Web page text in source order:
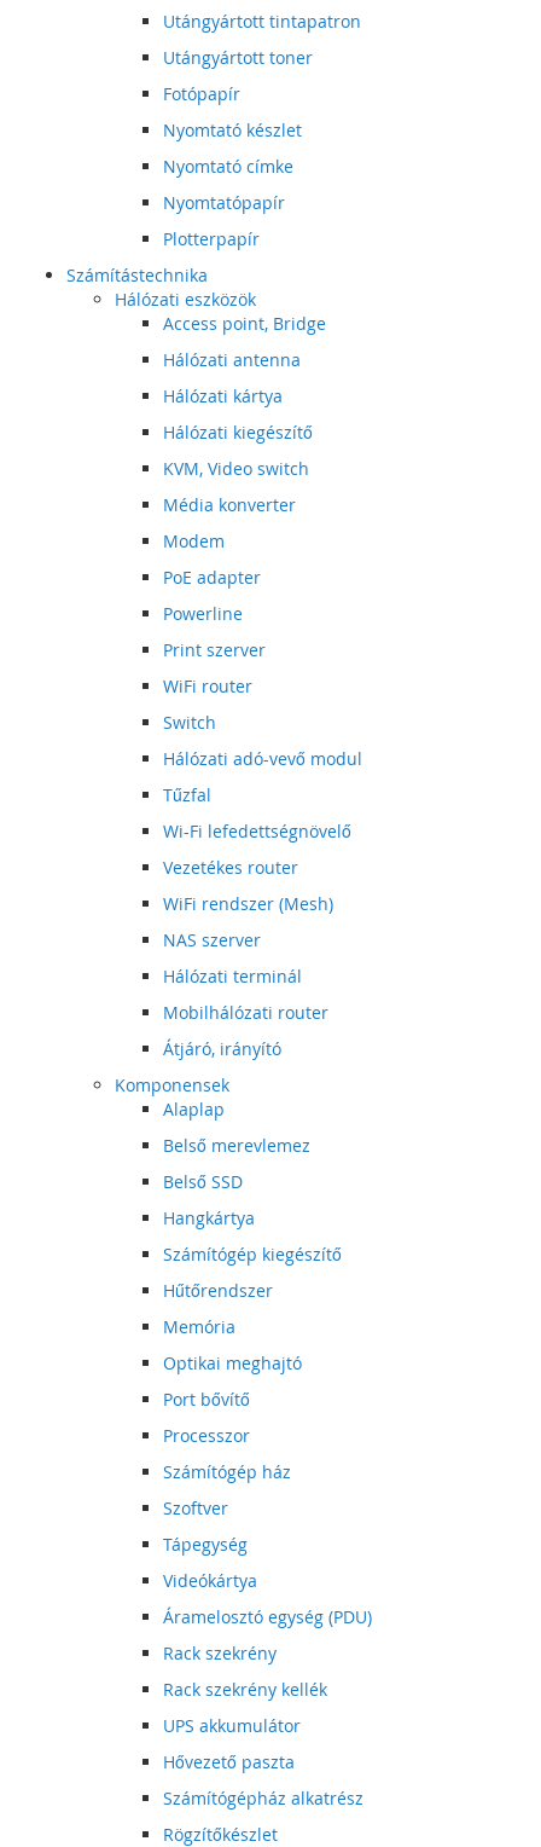
Utángyártott tintapatron
Utángyártott toner
Fotópapír
Nyomtató készlet
Nyomtató címke
Nyomtatópapír
Plotterpapír
Számítástechnika
Hálózati eszközök
Access point, Bridge
Hálózati antenna
Hálózati kártya
Hálózati kiegészítő
KVM, Video switch
Média konverter
Modem
PoE adapter
Powerline
Print szerver
WiFi router
Switch
Hálózati adó-vevő modul
Tűzfal
Wi-Fi lefedettségnövelő
Vezetékes router
WiFi rendszer (Mesh)
NAS szerver
Hálózati terminál
Mobilhálózati router
Átjáró, irányító
Komponensek
Alaplap
Belső merevlemez
Belső SSD
Hangkártya
Számítógép kiegészítő
Hűtőrendszer
Memória
Optikai meghajtó
Port bővítő
Processzor
Számítógép ház
Szoftver
Tápegység
Videókártya
Áramelosztó egység (PDU)
Rack szekrény
Rack szekrény kellék
UPS akkumulátor
Hővezető paszta
Számítógépház alkatrész
Rögzítőkészlet